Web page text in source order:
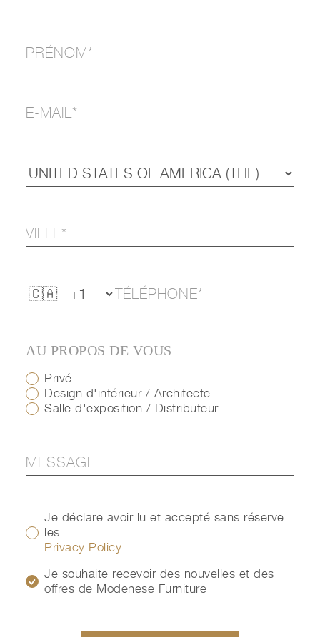
AU PROPOS DE VOUS
Privé
Design d'intérieur / Architecte
Salle d'exposition / Distributeur
Je déclare avoir lu et accepté sans réserve
les
Privacy Policy
Je souhaite recevoir des nouvelles et des
offres de Modenese Furniture